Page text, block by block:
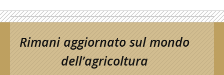
Rimani aggiornato sul mondo
dell’agricoltura